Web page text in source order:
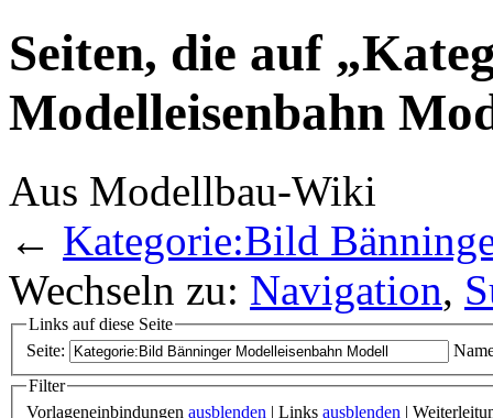
Seiten, die auf
Modelleisenbahn
Aus Modellbau-Wiki
← Kategorie:Bild
Wechseln zu: Navigation,
Links auf diese Seite
Seite:
Filter
Vorlageneinbindungen ausblenden | Links ausblenden |